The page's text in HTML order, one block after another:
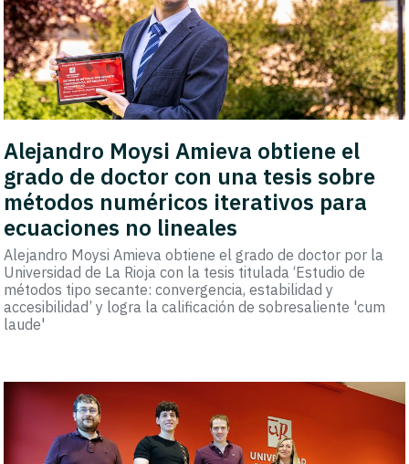
Alejandro Moysi Amieva obtiene el
grado de doctor con una tesis sobre
métodos numéricos iterativos para
ecuaciones no lineales
Alejandro Moysi Amieva obtiene el grado de doctor por la
Universidad de La Rioja con la tesis titulada ‘Estudio de
métodos tipo secante: convergencia, estabilidad y
accesibilidad’ y logra la calificación de sobresaliente 'cum
laude'